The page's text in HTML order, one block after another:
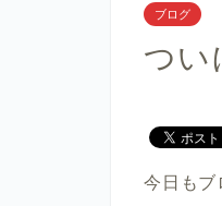
ブログ
つい
今日もブ